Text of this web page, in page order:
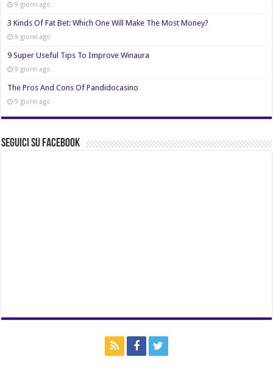
9 giorni ago
3 Kinds Of Fat Bet: Which One Will Make The Most Money?
9 giorni ago
9 Super Useful Tips To Improve Winaura
9 giorni ago
The Pros And Cons Of Pandidocasino
9 giorni ago
Seguici su Facebook